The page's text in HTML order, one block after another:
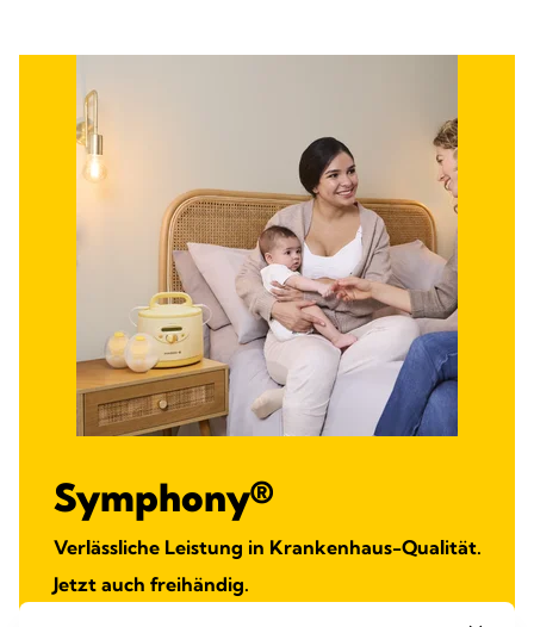
Symphony®
Verlässliche Leistung in Krankenhaus-Qualität.
Jetzt auch freihändig.